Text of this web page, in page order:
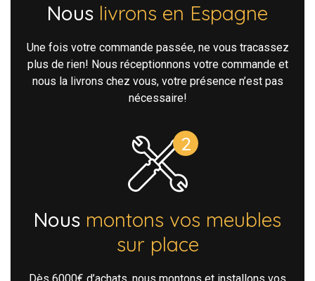
Nous livrons en Espagne
Une fois votre commande passée, ne vous tracassez
plus de rien! Nous réceptionnons votre commande et
nous la livrons chez vous, votre présence n’est pas
nécessaire!
Nous montons vos meubles
sur place